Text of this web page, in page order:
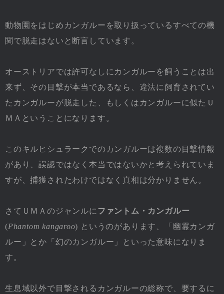
動物園をはじめカンガルーを取り扱っているすべての機
関で脱走はないと断言しています。
オーストリアでは許可なしにカンガルーを飼うことは出
来ず、その目撃が本当であるなら、違法に飼育されてい
たカンガルーが脱走した、もしくはカンガルーに似たＵ
ＭＡということになります。
このキルヒシュラークでのカンガルーは複数の目撃情報
があり、誤認ではなく本当ではないかと考えられていま
すが、捕獲されたわけではなく真相は分かりません。
さてＵＭＡのジャンルに ファントム・カンガルー
(Phantom kangaroo) というのがあります、「幽霊カンガ
ルー」とか「幻のカンガルー」といった意味になりま
す。
生息域以外で目撃されるカンガルーの総称で、要するに